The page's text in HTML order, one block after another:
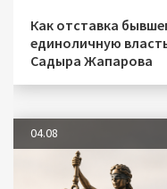
Как отставка
единоличную
Садыра Жапарова
04.08